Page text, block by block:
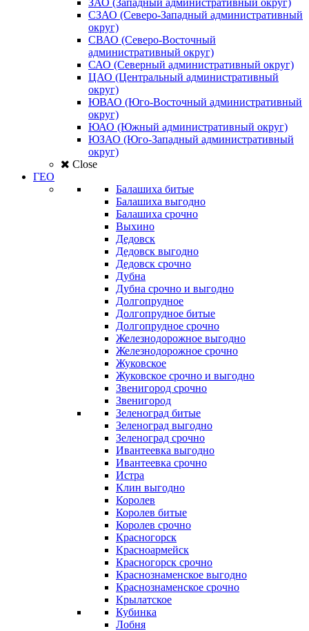
ЗАО (Западный административный округ)
СЗАО (Северо-Западный административный
округ)
СВАО (Северо-Восточный
административный округ)
САО (Северный административный округ)
ЦАО (Центральный административный
округ)
ЮВАО (Юго-Восточный административный
округ)
ЮАО (Южный административный округ)
ЮЗАО (Юго-Западный административный
округ)
Close
ГЕО
Балашиха битые
Балашиха выгодно
Балашиха срочно
Выхино
Дедовск
Дедовск выгодно
Дедовск срочно
Дубна
Дубна срочно и выгодно
Долгопрудное
Долгопрудное битые
Долгопрудное срочно
Железнодорожное выгодно
Железнодорожное срочно
Жуковское
Жуковское срочно и выгодно
Звенигород срочно
Звенигород
Зеленоград битые
Зеленоград выгодно
Зеленоград срочно
Ивантеевка выгодно
Ивантеевка срочно
Истра
Клин выгодно
Королев
Королев битые
Королев срочно
Красногорск
Красноармейск
Красногорск срочно
Краснознаменское выгодно
Краснознаменское срочно
Крылатское
Кубинка
Лобня